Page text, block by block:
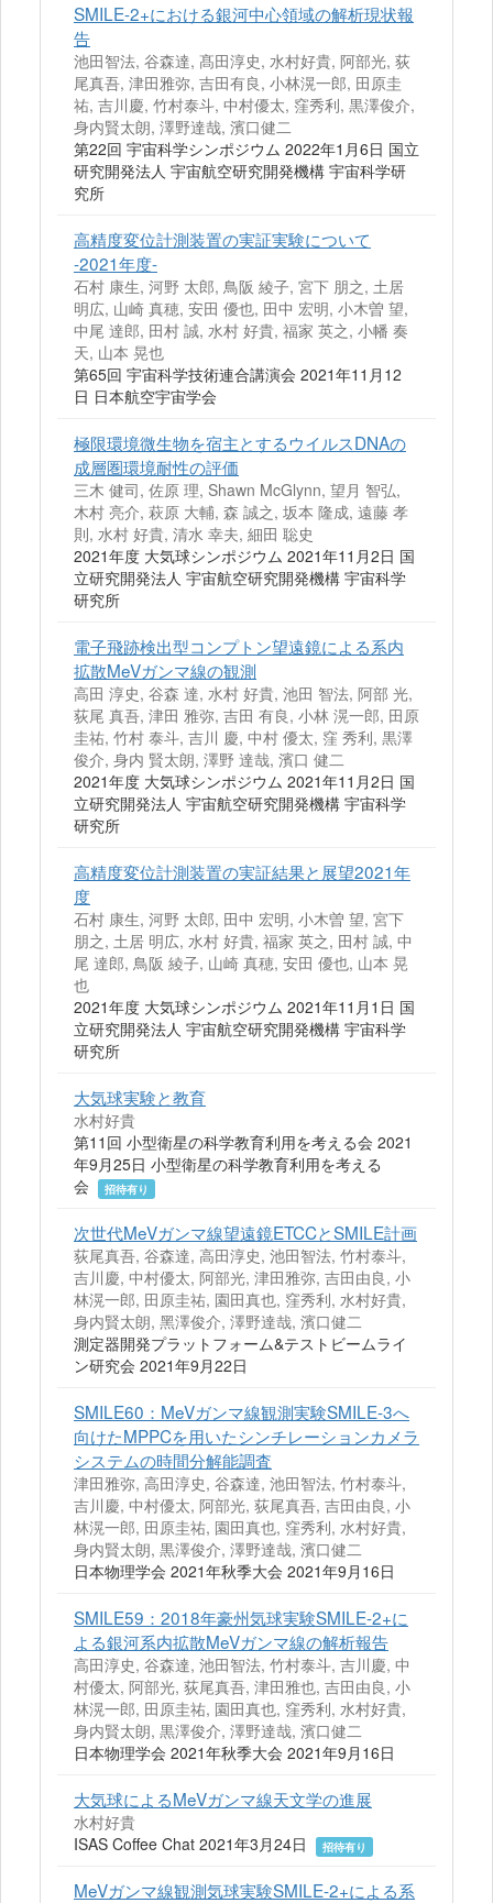
SMILE-2+における銀河中心領域の解析現状報
告
池田智法, 谷森達, 髙田淳史, 水村好貴, 阿部光, 荻
尾真吾, 津田雅弥, 吉田有良, 小林滉一郎, 田原圭
祐, 吉川慶, 竹村泰斗, 中村優太, 窪秀利, 黒澤俊介,
身内賢太朗, 澤野達哉, 濱口健二
第22回 宇宙科学シンポジウム 2022年1月6日 国立
研究開発法人 宇宙航空研究開発機構 宇宙科学研
究所
高精度変位計測装置の実証実験について
-2021年度-
石村 康生, 河野 太郎, 鳥阪 綾子, 宮下 朋之, 土居
明広, 山崎 真穂, 安田 優也, 田中 宏明, 小木曽 望,
中尾 達郎, 田村 誠, 水村 好貴, 福家 英之, 小幡 奏
天, 山本 晃也
第65回 宇宙科学技術連合講演会 2021年11月12
日 日本航空宇宙学会
極限環境微生物を宿主とするウイルスDNAの
成層圏環境耐性の評価
三木 健司, 佐原 理, Shawn McGlynn, 望月 智弘,
木村 亮介, 萩原 大輔, 森 誠之, 坂本 隆成, 遠藤 孝
則, 水村 好貴, 清水 幸夫, 細田 聡史
2021年度 大気球シンポジウム 2021年11月2日 国
立研究開発法人 宇宙航空研究開発機構 宇宙科学
研究所
電子飛跡検出型コンプトン望遠鏡による系内
拡散MeVガンマ線の観測
高田 淳史, 谷森 達, 水村 好貴, 池田 智法, 阿部 光,
荻尾 真吾, 津田 雅弥, 吉田 有良, 小林 滉一郎, 田原
圭祐, 竹村 泰斗, 吉川 慶, 中村 優太, 窪 秀利, 黒澤
俊介, 身内 賢太朗, 澤野 達哉, 濱口 健二
2021年度 大気球シンポジウム 2021年11月2日 国
立研究開発法人 宇宙航空研究開発機構 宇宙科学
研究所
高精度変位計測装置の実証結果と展望2021年
度
石村 康生, 河野 太郎, 田中 宏明, 小木曽 望, 宮下
朋之, 土居 明広, 水村 好貴, 福家 英之, 田村 誠, 中
尾 達郎, 鳥阪 綾子, 山崎 真穂, 安田 優也, 山本 晃
也
2021年度 大気球シンポジウム 2021年11月1日 国
立研究開発法人 宇宙航空研究開発機構 宇宙科学
研究所
大気球実験と教育
水村好貴
第11回 小型衛星の科学教育利用を考える会 2021
年9月25日 小型衛星の科学教育利用を考える
会
招待有り
次世代MeVガンマ線望遠鏡ETCCとSMILE計画
荻尾真吾, 谷森達, 高田淳史, 池田智法, 竹村泰斗,
吉川慶, 中村優太, 阿部光, 津田雅弥, 吉田由良, 小
林滉一郎, 田原圭祐, 園田真也, 窪秀利, 水村好貴,
身内賢太朗, 黑澤俊介, 澤野達哉, 濱口健二
測定器開発プラットフォーム&テストビームライ
ン研究会 2021年9月22日
SMILE60：MeVガンマ線観測実験SMILE-3へ
向けたMPPCを用いたシンチレーションカメラ
システムの時間分解能調査
津田雅弥, 高田淳史, 谷森達, 池田智法, 竹村泰斗,
吉川慶, 中村優太, 阿部光, 荻尾真吾, 吉田由良, 小
林滉一郎, 田原圭祐, 園田真也, 窪秀利, 水村好貴,
身内賢太朗, 黒澤俊介, 澤野達哉, 濱口健二
日本物理学会 2021年秋季大会 2021年9月16日
SMILE59：2018年豪州気球実験SMILE-2+に
よる銀河系内拡散MeVガンマ線の解析報告
高田淳史, 谷森達, 池田智法, 竹村泰斗, 吉川慶, 中
村優太, 阿部光, 荻尾真吾, 津田雅也, 吉田由良, 小
林滉一郎, 田原圭祐, 園田真也, 窪秀利, 水村好貴,
身内賢太朗, 黒澤俊介, 澤野達哉, 濱口健二
日本物理学会 2021年秋季大会 2021年9月16日
大気球によるMeVガンマ線天文学の進展
水村好貴
ISAS Coffee Chat 2021年3月24日
招待有り
MeVガンマ線観測気球実験SMILE-2+による系